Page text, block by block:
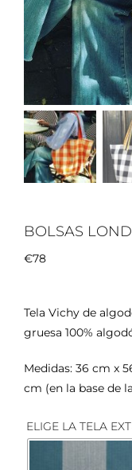
BOLSAS
€78
Tela Vichy de
gruesa 100%
Medidas: 36 cm x
cm (en la base de
ELIGE LA TELA